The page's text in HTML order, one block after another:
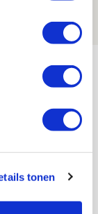
tonen
meiden